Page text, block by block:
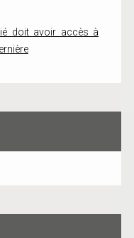
doit avoir accès à